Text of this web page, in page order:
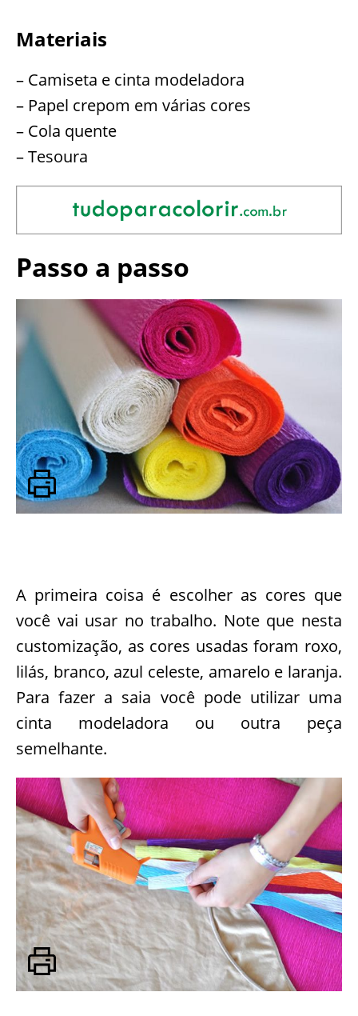
Materiais
– Camiseta e cinta modeladora
– Papel crepom em várias cores
– Cola quente
– Tesoura
Passo a passo
A primeira coisa é escolher as cores que
você vai usar no trabalho. Note que nesta
customização, as cores usadas foram roxo,
lilás, branco, azul celeste, amarelo e laranja.
Para fazer a saia você pode utilizar uma
cinta modeladora ou outra peça
semelhante.